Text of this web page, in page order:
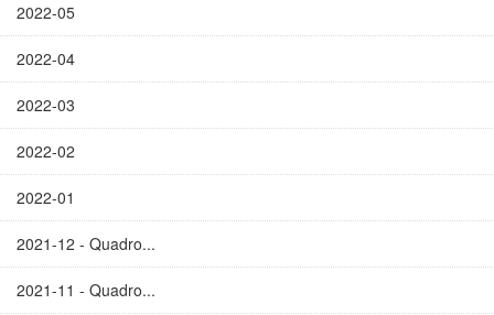
2022-05
2022-04
2022-03
2022-02
2022-01
2021-12 - Quadro...
2021-11 - Quadro...